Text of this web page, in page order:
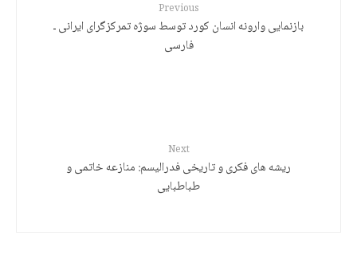
Previous
بازنمایی وارونە انسان کورد توسط سوژه تمرکزگرای ایرانی ـ
فارسی
Next
ریشه های فکری و تاریخی فدرالیسم: منازعه خاتمی و
طباطبایی